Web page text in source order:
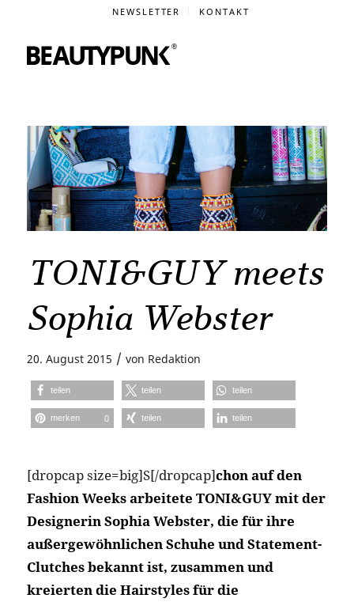
NEWSLETTER KONTAKT
TONI&GUY meets
Sophia Webster
20. August 2015 / von Redaktion
teilen teilen teilen
merken 0 teilen teilen
[dropcap size=big]S[/dropcap]chon auf den
Fashion Weeks arbeitete TONI&GUY mit der
Designerin Sophia Webster, die für ihre
außergewöhnlichen Schuhe und Statement-
Clutches bekannt ist, zusammen und
kreierten die Hairstyles für die